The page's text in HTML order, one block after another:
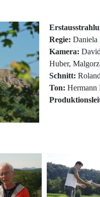
Regie: Daniela
Kamera:
Huber,
Schnitt:
Ton: Hermann